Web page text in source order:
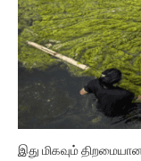
இது மிகவும்